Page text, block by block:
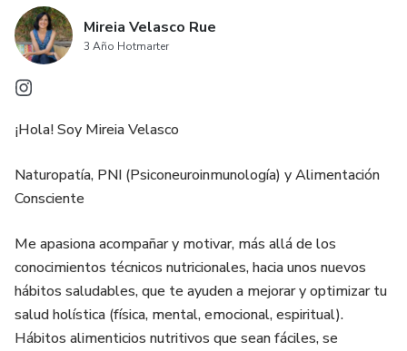
Mireia Velasco Rue
3 Año Hotmarter
¡Hola! Soy Mireia Velasco
Naturopatía, PNI (Psiconeuroinmunología) y Alimentación
Consciente
Me apasiona acompañar y motivar, más allá de los
conocimientos técnicos nutricionales, hacia unos nuevos
hábitos saludables, que te ayuden a mejorar y optimizar tu
salud holística (física, mental, emocional, espiritual).
Hábitos alimenticios nutritivos que sean fáciles, se